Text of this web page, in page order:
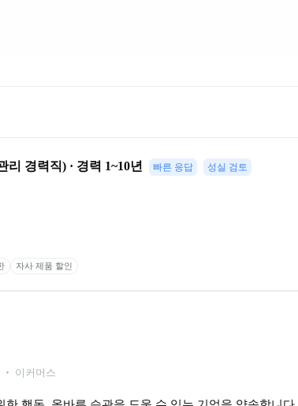
경력직) · 경력 1~10년 빠른 응답 성실 검토
자사 제품 할인
‧ 이커머스